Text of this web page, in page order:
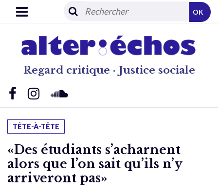
Regard critique · Justice sociale
OK
TÊTE-À-TÊTE
«Des étudiants s’acharnent
alors que l’on sait qu’ils n’y
arriveront pas»